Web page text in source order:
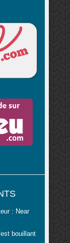
: Near
bouillant